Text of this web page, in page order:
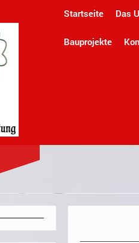
Startseite Das
Bauprojekte
Haus-